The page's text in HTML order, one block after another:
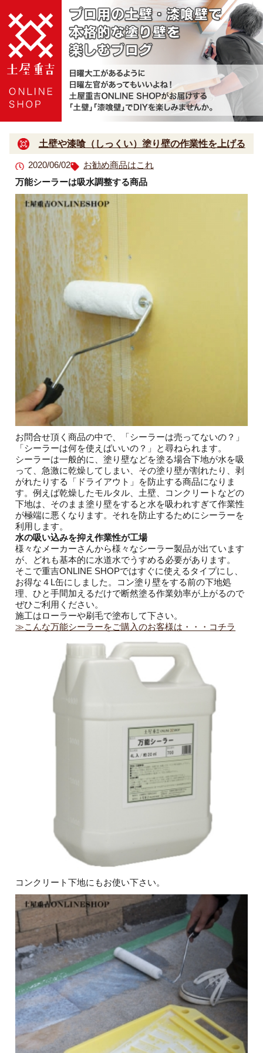
土壁や漆喰（しっくい）塗り壁の作業性を上げる
2020/06/02
お勧め商品はこれ
万能シーラーは吸水調整する商品
お問合せ頂く商品の中で、「シーラーは売ってないの？」
「シーラーは何を使えばいいの？」と尋ねられます。
シーラーは一般的に、塗り壁などを塗る場合下地が水を吸
って、急激に乾燥してしまい、その塗り壁が割れたり、剥
がれたりする「ドライアウト」を防止する商品になりま
す。例えば乾燥したモルタル、土壁、コンクリートなどの
下地は、そのまま塗り壁をすると水を吸われすぎて作業性
が極端に悪くなります。それを防止するためにシーラーを
利用します。
水の吸い込みを抑え作業性が工場
様々なメーカーさんから様々なシーラー製品が出ています
が、どれも基本的に水道水でうすめる必要があります。
そこで重吉ONLINE SHOPではすぐに使えるタイプにし、
お得な４L缶にしました。コン塗り壁をする前の下地処
理、ひと手間加えるだけで断然塗る作業効率が上がるので
ぜひご利用ください。
施工はローラーや刷毛で塗布して下さい。
≫こんな万能シーラーをご購入のお客様は・・・コチラ
コンクリート下地にもお使い下さい。